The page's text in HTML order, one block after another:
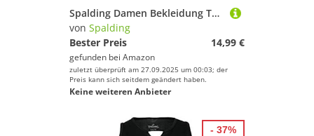
Spalding Damen Bekleidung Teamsport 4her II Tank Top, Blau (Blue - Cyan/blanc), S
von Spalding
Bester Preis
14,99 €
gefunden bei Amazon
zuletzt überprüft am 27.09.2025 um 00:03; der
Preis kann sich seitdem geändert haben.
Keine weiteren Anbieter
- 37%